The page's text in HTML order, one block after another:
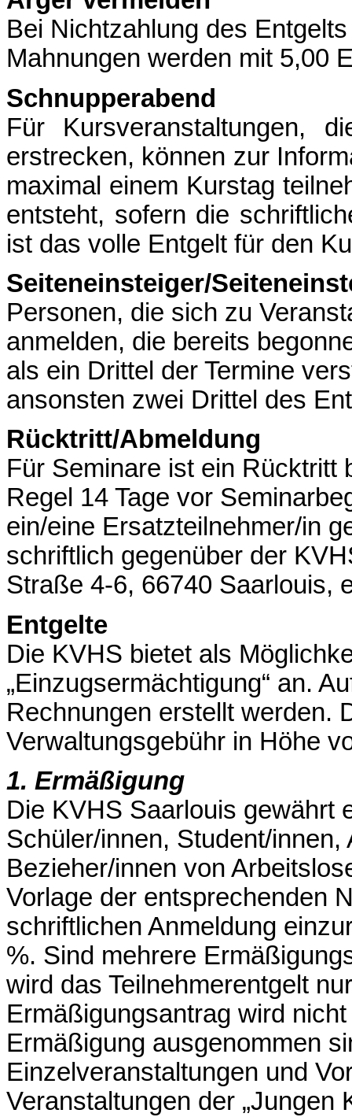
Bei Nichtzahlung des
Mahnungen werden mit 5,00
Schnupperabend
Für Kursveranstaltungen,
erstrecken, können zur
maximal einem Kurstag
entsteht, sofern die
ist das volle Entgelt für den
Seiteneinsteiger/
Personen, die sich zu
anmelden, die bereits
als ein Drittel der Termine
ansonsten zwei Drittel des
Rücktritt/Abmeldung
Für Seminare ist ein Rücktritt
Regel 14 Tage vor
ein/eine Ersatzteilnehmer/in
schriftlich gegenüber der
Straße 4-6, 66740 Saarlouis,
Entgelte
Die KVHS bietet als
„Einzugsermächtigung“ an.
Rechnungen erstellt werden.
Verwaltungsgebühr in Höhe
1. Ermäßigung
Die KVHS Saarlouis gewährt
Schüler/innen, Student/
Bezieher/innen von
Vorlage der entsprechenden
schriftlichen Anmeldung
%. Sind mehrere
wird das Teilnehmerentgelt
Ermäßigungsantrag wird
Ermäßigung ausgenommen
Einzelveranstaltungen und
Veranstaltungen der „Jungen